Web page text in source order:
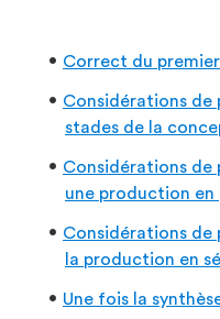
Correct du
Considérations de
stades de la
Considérations de
une production en
Considérations de
la production en
Une fois la